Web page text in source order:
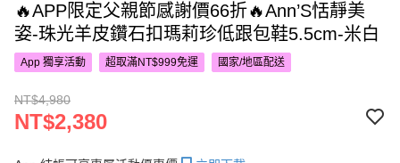
🔥APP限定父親節感謝價66折🔥Ann’S恬靜美
姿-珠光羊皮鑽石扣瑪莉珍低跟包鞋5.5cm-米白
App 獨享活動 超取滿NT$999免運 國家/地區配送
NT$4,980
NT$2,380